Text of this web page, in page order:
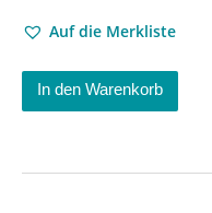
Auf die Merkliste
In den Warenkorb